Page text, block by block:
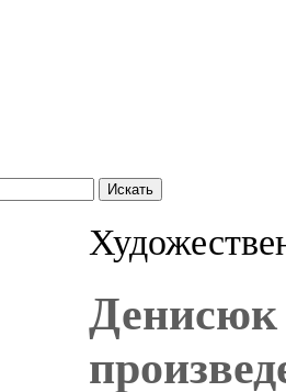
Искать
Денисюк